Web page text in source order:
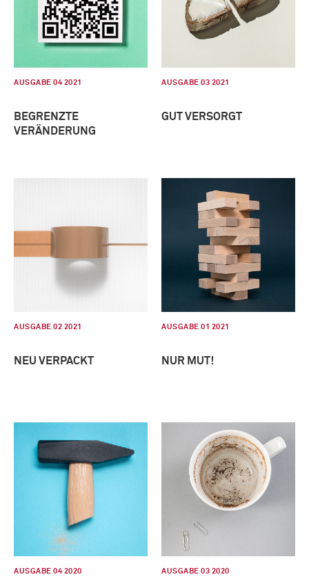
AUSGABE 04 2021
BEGRENZTE
VERÄNDERUNG
AUSGABE 03 2021
GUT VERSORGT
AUSGABE 02 2021
NEU VERPACKT
AUSGABE 01 2021
NUR MUT!
AUSGABE 04 2020 AUSGABE 03 2020